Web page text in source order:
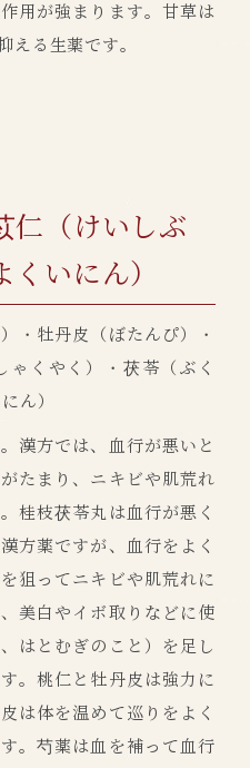
用が強まります。甘草は
える生薬です。
仁（けいしぶ
いにん）
・牡丹皮（ぼたんぴ）・
くやく）・茯苓（ぶく
ん）
漢方では、血行が悪いと
たまり、ニキビや肌荒れ
桂枝茯苓丸は血行が悪く
方薬ですが、血行をよく
狙ってニキビや肌荒れに
美白やイボ取りなどに使
はとむぎのこと）を足し
。桃仁と牡丹皮は強力に
は体を温めて巡りをよく
。芍薬は血を補って血行